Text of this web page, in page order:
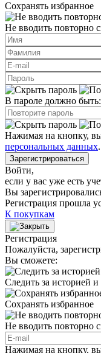
Сохранять избранное
Не вводить повторно
В пароле должно
Нажимая на кнопку, вы
персональных данных.
Зарегистрироваться
Войти,
если у вас уже есть
Вы
Регистрация прошла
К покупкам
Регистрация
Пожалуйста,
Вы сможете:
Следить за историей и
Сохранять избранное
Не вводить повторно
Нажимая на кнопку, вы